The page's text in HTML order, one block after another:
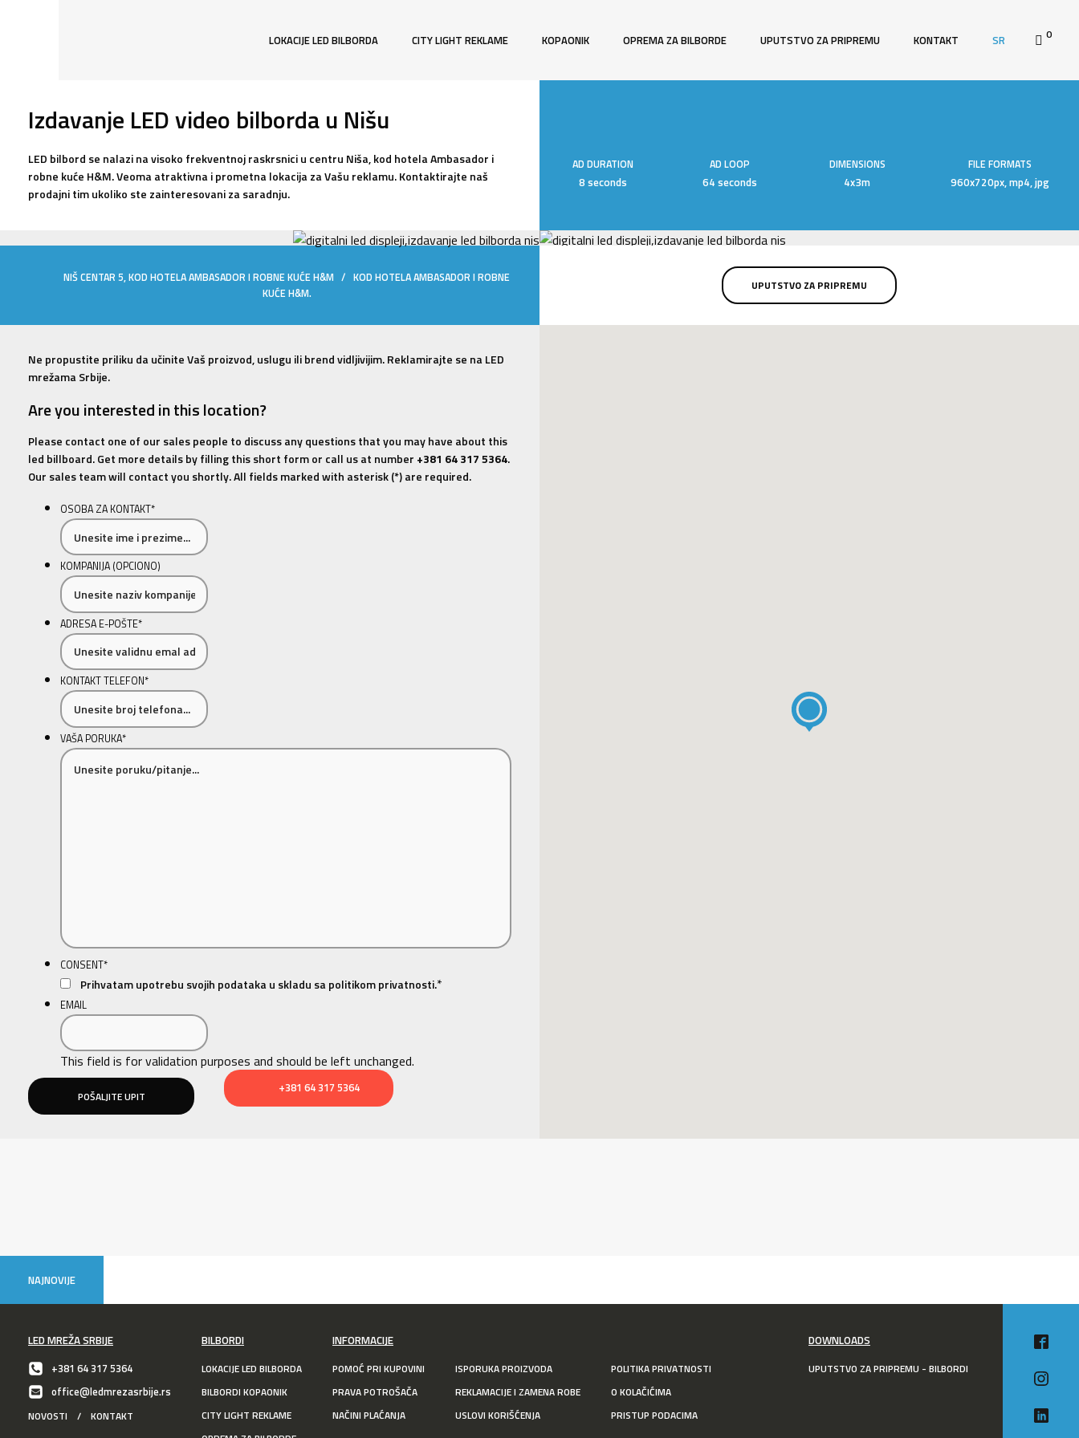
LOKACIJE LED BILBORDA CITY LIGHT REKLAME KOPAONIK OPREMA ZA BILBORDE UPUTSTVO ZA PRIPREMU KONTAKT SR 0
Izdavanje LED video bilborda u Nišu
LED bilbord se nalazi na visoko frekventnoj raskrsnici u centru Niša, kod hotela Ambasador i
robne kuće H&M. Veoma atraktivna i prometna lokacija za Vašu reklamu. Kontaktirajte naš
prodajni tim ukoliko ste zainteresovani za saradnju.
AD DURATION
8 seconds
AD LOOP
64 seconds
DIMENSIONS
4x3m
FILE FORMATS
960x720px, mp4, jpg
NIŠ CENTAR 5, KOD HOTELA AMBASADOR I ROBNE KUĆE H&M / KOD HOTELA AMBASADOR I ROBNE
KUĆE H&M.
UPUTSTVO ZA PRIPREMU
Ne propustite priliku da učinite Vaš proizvod, uslugu ili brend vidljivijim. Reklamirajte se na LED
mrežama Srbije.
Are you interested in this location?
Please contact one of our sales people to discuss any questions that you may have about this
led billboard. Get more details by filling this short form or call us at number +381 64 317 5364.
Our sales team will contact you shortly. All fields marked with asterisk (*) are required.
OSOBA ZA KONTAKT*
KOMPANIJA (OPCIONO)
ADRESA E-POŠTE*
KONTAKT TELEFON*
VAŠA PORUKA*
CONSENT*
Prihvatam upotrebu svojih podataka u skladu sa politikom privatnosti.*
EMAIL
This field is for validation purposes and should be left unchanged.
+381 64 317 5364
NAJNOVIJE
LED MREŽA SRBIJE
+381 64 317 5364
office@ledmrezasrbije.rs
NOVOSTI / KONTAKT
BILBORDI
LOKACIJE LED BILBORDA
BILBORDI KOPAONIK
CITY LIGHT REKLAME
INFORMACIJE
POMOĆ PRI KUPOVINI
PRAVA POTROŠAČA
NAČINI PLAĆANJA
ISPORUKA PROIZVODA
REKLAMACIJE I ZAMENA ROBE
USLOVI KORIŠĆENJA
POLITIKA PRIVATNOSTI
O KOLAČIĆIMA
PRISTUP PODACIMA
DOWNLOADS
UPUTSTVO ZA PRIPREMU - BILBORDI